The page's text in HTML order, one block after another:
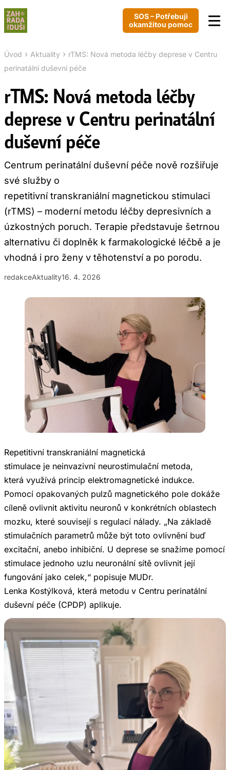
SOS – Potřebuji
okamžitou pomoc
Úvod › Aktuality › rTMS: Nová metoda léčby deprese v Centru
perinatální duševní péče
rTMS: Nová metoda léčby
deprese v Centru perinatální
duševní péče
Centrum perinatální duševní péče nově rozšiřuje
své služby o
repetitivní transkraniální magnetickou stimulaci
(rTMS) – moderní metodu léčby depresivních a
úzkostných poruch. Terapie představuje šetrnou
alternativu či doplněk k farmakologické léčbě a je
vhodná i pro ženy v těhotenství a po porodu.
redakceAktuality16. 4. 2026
Repetitivní transkraniální magnetická
stimulace je neinvazivní neurostimulační metoda,
která využívá princip elektromagnetické indukce.
Pomocí opakovaných pulzů magnetického pole dokáže
cíleně ovlivnit aktivitu neuronů v konkrétních oblastech
mozku, které souvisejí s regulací nálady. „Na základě
stimulačních parametrů může být toto ovlivnění buď
excitační, anebo inhibiční. U deprese se snažíme pomocí
stimulace jednoho uzlu neuronální sítě ovlivnit její
fungování jako celek,“ popisuje MUDr.
Lenka Kostýlková, která metodu v Centru perinatální
duševní péče (CPDP) aplikuje.